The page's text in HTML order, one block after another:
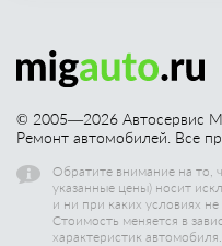
© 2005—2026 Автосервис
Ремонт автомобилей. Все
Обратите внимание на то,
указанные цены) носит
и ни при каких условиях
Стоимость меняется в
характеристик автомобиля.